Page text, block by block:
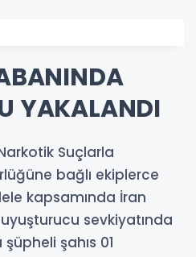
YAKALANDI
Suçlarla
bağlı ekiplerce
kapsamında İran
sevkiyatında
şahıs 01